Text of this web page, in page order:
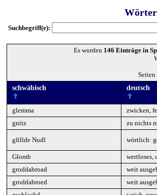
Suchbegriff(e):
Es wurden 146 Einträge in
schwäbisch
deutsch
glemma
zwicken,
gnitz
zu nichts
gfillde Nudl wörtlich:
Glomb
wertloses,
groddabroad
weit
groddabroed
weit